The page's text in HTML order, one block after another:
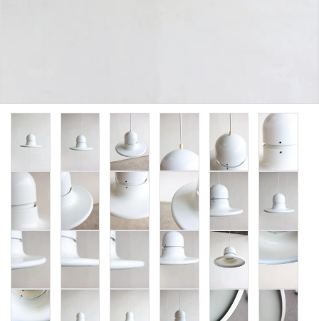
卸販売
デザイナーまとめ
アフターケア
メンテナンスについて
ギャラリー・シーン
納品事例